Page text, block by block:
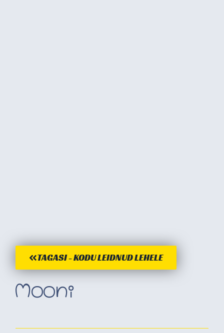
TAGASI - KODU LEIDNUD LEHELE
Mooni